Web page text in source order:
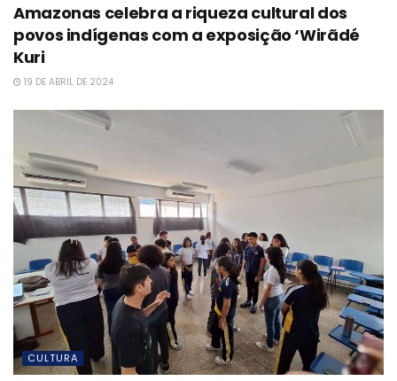
Amazonas celebra a riqueza cultural dos
povos indígenas com a exposição ‘Wirãdé
Kuri
19 DE ABRIL DE 2024
CULTURA